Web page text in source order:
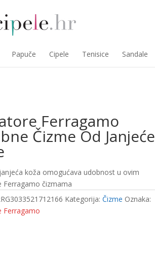
Papuče Cipele Tenisice Sandale
Ferragamo
Čizme Od Janjeće
koža omogućava udobnost u ovim
Ferragamo čizmama
Kategorija:Čizme Oznaka:
Ferragamo